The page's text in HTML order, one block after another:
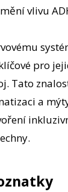
vlivu
pro
Tato
a